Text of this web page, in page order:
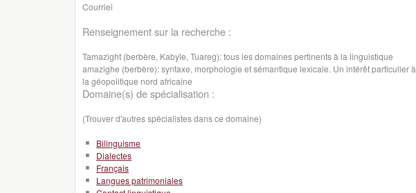
Courriel
Renseignement sur la recherche :
Tamazight (berbère, Kabyle, Tuareg): tous les domaines pertinents à la linguistique
amazighe (berbère): syntaxe, morphologie et sémantique lexicale. Un intérêt particulier à
la géopolitique nord africaine
Domaine(s) de spécialisation :
(Trouver d'autres spécialistes dans ce domaine)
Bilinguisme
Dialectes
Français
Langues patrimoniales